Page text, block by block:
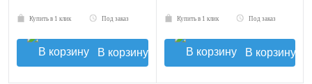
Купить в 1 клик Под заказ
В корзину
Купить в 1 клик Под заказ
В корзину